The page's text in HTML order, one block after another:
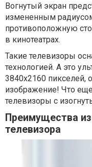
Вогнутый экран
измененным
противоположную
в кинотеатрах.
Такие телевизоры
технологией. А это
3840x2160 пикселей,
изображение! Что
телевизоры с
Преимущества
телевизора